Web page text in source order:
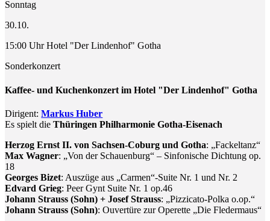
Sonntag
30.10.
15:00 Uhr Hotel "Der Lindenhof" Gotha
Sonderkonzert
Kaffee- und Kuchenkonzert im Hotel "Der Lindenhof" Gotha
Dirigent:Markus Huber
Es spielt dieThüringen Philharmonie Gotha-Eisenach
Herzog Ernst II. von Sachsen-Coburg und Gotha: „Fackeltanz“
Max Wagner: „Von der Schauenburg“ – Sinfonische Dichtung op.
18
Georges Bizet: Auszüge aus „Carmen“-Suite Nr. 1 und Nr. 2
Edvard Grieg: Peer Gynt Suite Nr. 1 op.46
Johann Strauss (Sohn) + Josef Strauss: „Pizzicato-Polka o.op.“
Johann Strauss (Sohn): Ouvertüre zur Operette „Die Fledermaus“